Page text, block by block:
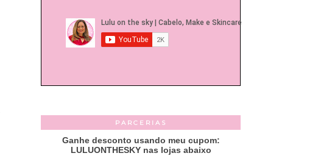
PARCERIAS
Ganhe desconto usando meu cupom:
LULUONTHESKY nas lojas abaixo